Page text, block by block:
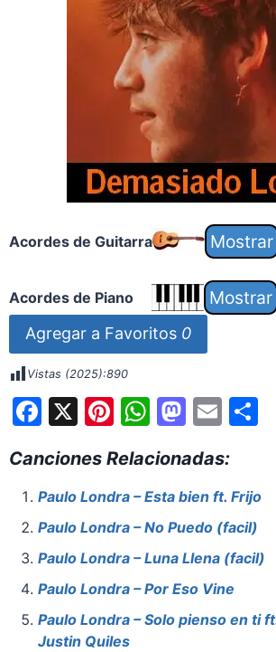
Acordes de Guitarra
Acordes de Piano
Agregar a Favoritos 0
Vistas (2025):890
F
c
e
b
o
o
k
X Pi
er
e
st
W
at
s
A
p
p
M
st
o
d
o
n
E
ai
l
S
e
Canciones Relacionadas:
Paulo Londra – Esta bien ft. Frijo
Paulo Londra – No Puedo (facil)
Paulo Londra – Luna Llena (facil)
Paulo Londra – Por Eso Vine
Paulo Londra – Solo pienso en ti
Justin Quiles